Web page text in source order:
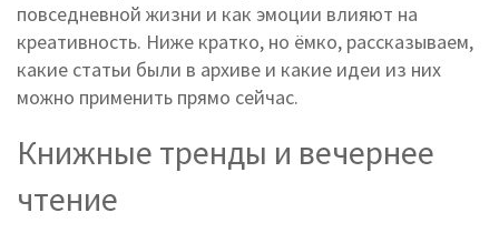
повседневной жизни и как эмоции влияют на
креативность. Ниже кратко, но ёмко, рассказываем,
какие статьи были в архиве и какие идеи из них
можно применить прямо сейчас.
Книжные тренды и вечернее
чтение